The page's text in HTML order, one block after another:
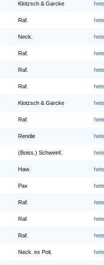
Klotzsch & Garcke
Raf.
Neck.
Raf.
Raf.
Raf.
Klotzsch & Garcke
Raf.
Rendle
(Boiss.) Schweinf.
Haw.
Pax
Raf.
Raf.
Raf.
Neck. ex Poit.